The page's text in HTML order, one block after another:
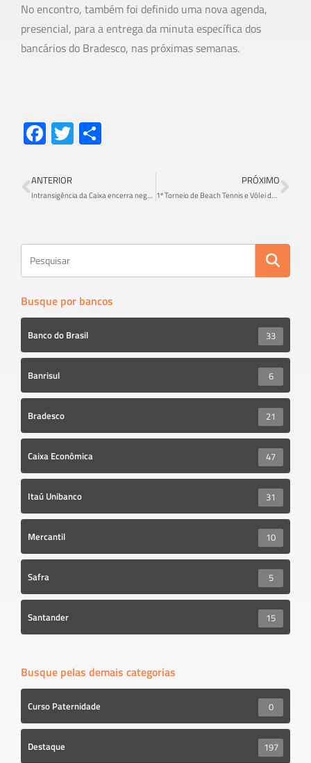
No encontro, também foi definido uma nova agenda,
presencial, para a entrega da minuta específica dos
bancários do Bradesco, nas próximas semanas.
Fa
ce
b
o
T
wi
er e
ANTERIOR
Intransigência da Caixa encerra negociações sobre redução de jornada para pais/mães e responsáveis por PcD e neurodivergentes (TEA)
PRÓXIMO
1º Torneio de Beach Tennis e Vôlei de Praia do Sindicato dos Bancários encerra com sucesso e envolvimento da categoria
Busque por bancos
Banco do Brasil 33
Banrisul 6
Bradesco 21
Caixa Econômica 47
Itaú Unibanco 31
Mercantil 10
Safra 5
Santander 15
Busque pelas demais categorias
Curso Paternidade 0
Destaque 197